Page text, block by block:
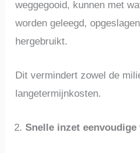
weggegooid, kunnen met
worden geleegd,
hergebruikt.
Dit vermindert zowel de
langetermijnkosten.
Snelle inzet